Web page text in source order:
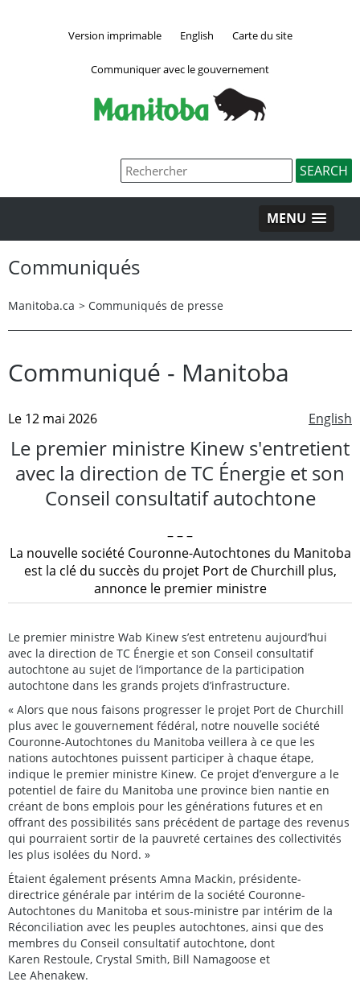
Version imprimable English Carte du site
Communiquer avec le gouvernement
MENU
Communiqués
Manitoba.ca > Communiqués de presse
Communiqué - Manitoba
English
Le 12 mai 2026
Le premier ministre Kinew s'entretient
avec la direction de TC Énergie et son
Conseil consultatif autochtone
– – –
La nouvelle société Couronne-Autochtones du Manitoba
est la clé du succès du projet Port de Churchill plus,
annonce le premier ministre
Le premier ministre Wab Kinew s’est entretenu aujourd’hui
avec la direction de TC Énergie et son Conseil consultatif
autochtone au sujet de l’importance de la participation
autochtone dans les grands projets d’infrastructure.
« Alors que nous faisons progresser le projet Port de Churchill
plus avec le gouvernement fédéral, notre nouvelle société
Couronne-Autochtones du Manitoba veillera à ce que les
nations autochtones puissent participer à chaque étape,
indique le premier ministre Kinew. Ce projet d’envergure a le
potentiel de faire du Manitoba une province bien nantie en
créant de bons emplois pour les générations futures et en
offrant des possibilités sans précédent de partage des revenus
qui pourraient sortir de la pauvreté certaines des collectivités
les plus isolées du Nord. »
Étaient également présents Amna Mackin, présidente-
directrice générale par intérim de la société Couronne-
Autochtones du Manitoba et sous-ministre par intérim de la
Réconciliation avec les peuples autochtones, ainsi que des
membres du Conseil consultatif autochtone, dont
Karen Restoule, Crystal Smith, Bill Namagoose et
Lee Ahenakew.